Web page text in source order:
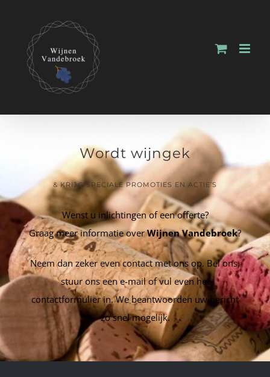
Wordt wijngek
& KRIJG SPECIALE PROMOTIES EN ACTIE’S
Wenst u inlichtingen of een offerte?
Graag meer informatie overWijnen Vandebroek?
Neem dan zeker even contact met ons op. Bel ons,
stuur ons een e-mail of vul even het
contactformulier in. We beantwoorden uw bericht
zo snel mogelijk.